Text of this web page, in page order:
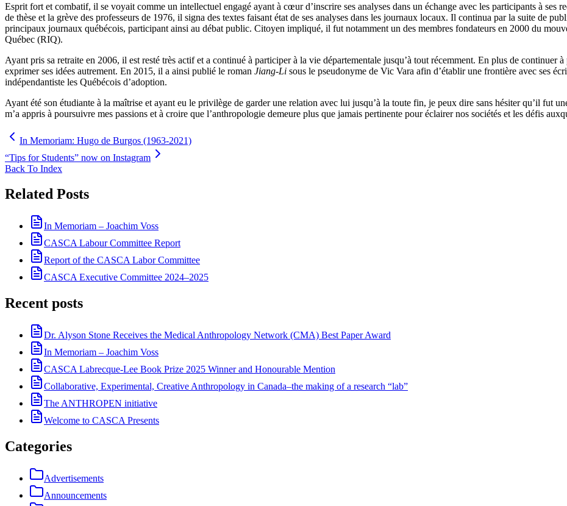
Esprit fort et combatif, il se voyait comme un intellectuel engagé ayant à cœur d’inscrire ses analyses dans un échange avec les participants à ses
de thèse et la grève des professeurs de 1976, il signa des textes faisant état de ses analyses dans les journaux locaux. Il continua par la suite de
principaux journaux québécois, participant ainsi au débat public. Citoyen impliqué, il fut notamment un des membres fondateurs en 2000 du
Québec (RIQ).
Ayant pris sa retraite en 2006, il est resté très actif et a continué à participer à la vie départementale jusqu’à tout récemment. En plus de
exprimer ses idées autrement. En 2015, il a ainsi publié le roman Jiang-Li sous le pseudonyme de Vic Vara afin d’établir une frontière avec ses
indépendantiste les Québécois d’adoption.
Ayant été son étudiante à la maîtrise et ayant eu le privilège de garder une relation avec lui jusqu’à la toute fin, je peux dire sans hésiter qu’il fut
m’a appris à poursuivre mes passions et à croire que l’anthropologie demeure plus que jamais pertinente pour éclairer nos sociétés et les défis
In Memoriam: Hugo de Burgos (1963-2021)
“Tips for Students” now on Instagram
Back To Index
Related Posts
In Memoriam – Joachim Voss
CASCA Labour Committee Report
Report of the CASCA Labor Committee
CASCA Executive Committee 2024–2025
Recent posts
Dr. Alyson Stone Receives the Medical Anthropology Network (CMA) Best Paper Award
In Memoriam – Joachim Voss
CASCA Labrecque-Lee Book Prize 2025 Winner and Honourable Mention
Collaborative, Experimental, Creative Anthropology in Canada–the making of a research “lab”
The ANTHROPEN initiative
Welcome to CASCA Presents
Categories
Advertisements
Announcements